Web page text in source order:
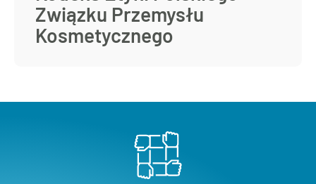
Związku Przemysłu
Kosmetycznego